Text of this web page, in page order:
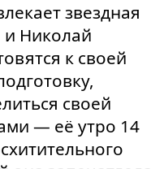
звездная
и Николай
к своей
своей
— её утро 14